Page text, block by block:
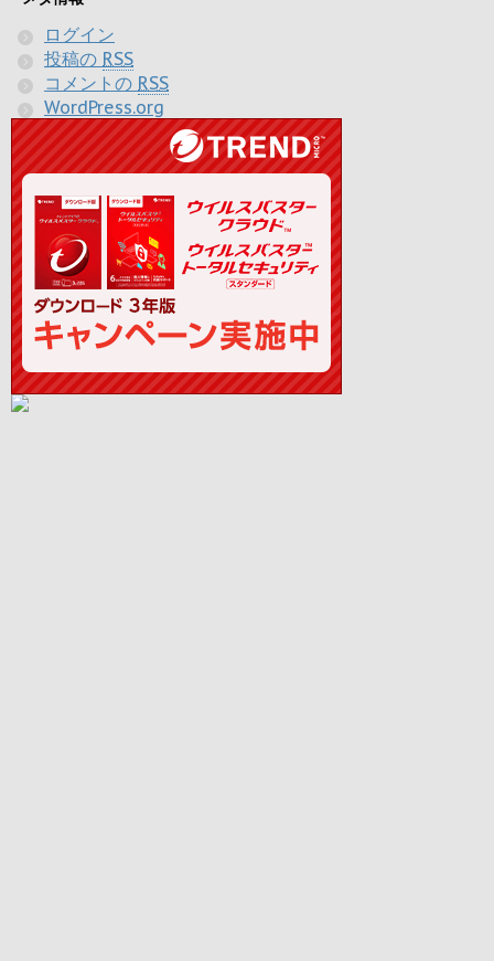
ログイン
投稿の RSS
コメントの RSS
WordPress.org